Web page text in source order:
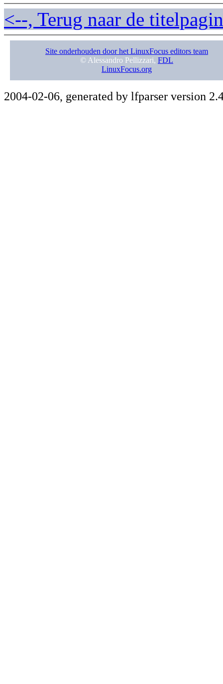
<--, Terug naar de
Site onderhouden door het LinuxFocus editors team
© Alessandro Pellizzari, FDL
LinuxFocus.org
2004-02-06, generated by lfparser version